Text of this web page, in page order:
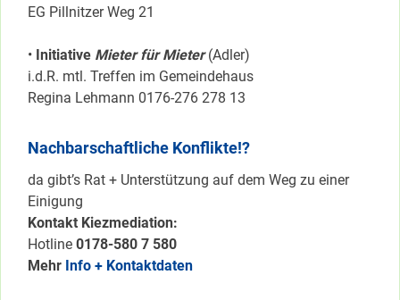
EG Pillnitzer Weg 21
• Initiative Mieter für Mieter(Adler)
i.d.R. mtl. Treffen im Gemeindehaus
Regina Lehmann 0176-276 278 13
Nachbarschaftliche Konflikte!?
da gibt’s Rat + Unterstützung auf dem Weg zu einer
Einigung
Kontakt Kiezmediation:
Hotline 0178-580 7 580
Mehr Info + Kontaktdaten